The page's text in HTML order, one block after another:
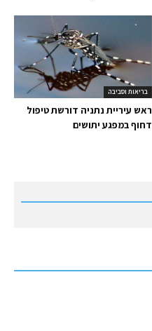
בריאות וסביבה
ראש עיריית נתניה דורשת טיפול
דחוף במפגע יתושים